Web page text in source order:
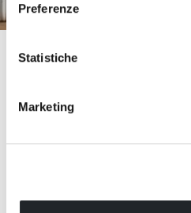
Preferenze
Statistiche
Marketing